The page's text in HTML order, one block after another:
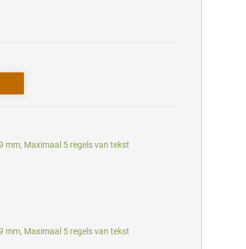
mm, Maximaal 5 regels van tekst
mm, Maximaal 5 regels van tekst